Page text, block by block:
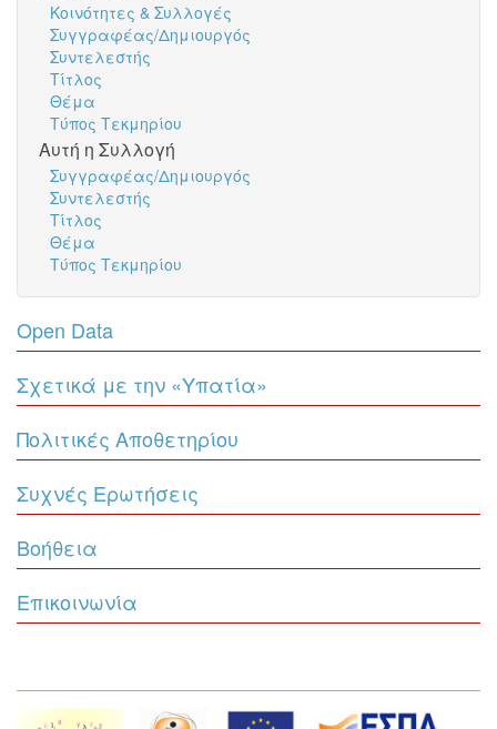
Κοινότητες & Συλλογές
Συγγραφέας/Δημιουργός
Συντελεστής
Τίτλος
Θέμα
Τύπος Τεκμηρίου
Αυτή η Συλλογή
Συγγραφέας/Δημιουργός
Συντελεστής
Τίτλος
Θέμα
Τύπος Τεκμηρίου
Open Data
Σχετικά με την «Υπατία»
Πολιτικές Αποθετηρίου
Συχνές Ερωτήσεις
Βοήθεια
Επικοινωνία